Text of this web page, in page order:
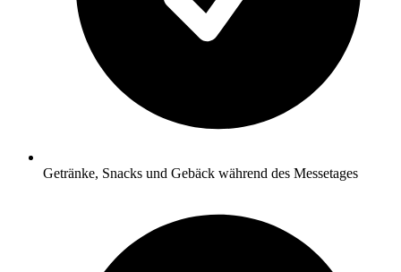
Getränke, Snacks und Gebäck während des Messetages